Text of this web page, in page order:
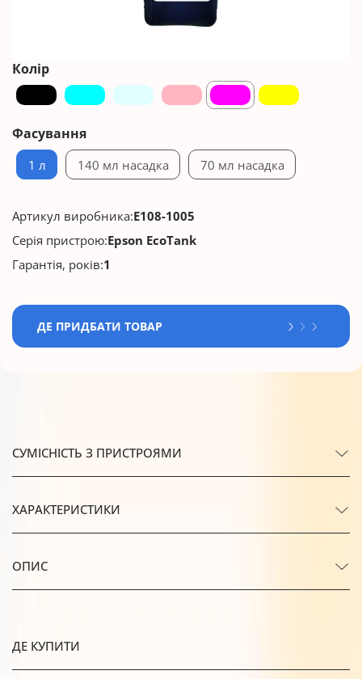
Колір
Фасування
1 л 140 мл насадка 70 мл насадка
Артикул виробника:E108-1005
Серія пристрою:Epson EcoTank
Гарантія, років:1
ДЕ ПРИДБАТИ ТОВАР
СУМІСНІСТЬ З ПРИСТРОЯМИ
ХАРАКТЕРИСТИКИ
ОПИС
ДЕ КУПИТИ